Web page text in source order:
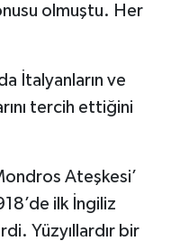
olmuştu. Her
İtalyanların ve
tercih ettiğini
Ateşkesi’
ilk İngiliz
Yüzyıllardır bir